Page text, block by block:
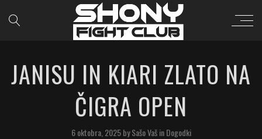
JANISU IN KIARI ZLATO NA
ČIGRA OPEN
6 oktobra, 2025 bySašo VašinDogodki